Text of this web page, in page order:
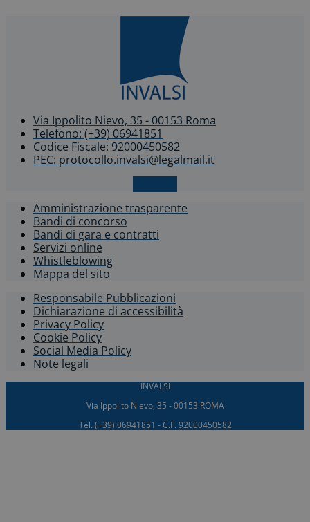
Via Ippolito Nievo, 35 - 00153 Roma
Telefono: (+39) 06941851
Codice Fiscale: 92000450582
PEC: protocollo.invalsi@legalmail.it
Amministrazione trasparente
Bandi di concorso
Bandi di gara e contratti
Servizi online
Whistleblowing​
Mappa del sito
Responsabile Pubblicazioni
Dichiarazione di accessibilità​
Privacy Policy
Cookie Policy
Social Media Policy
Note legali
INVALSI
Via Ippolito Nievo, 35 - 00153 ROMA
Tel. (+39) 06941851 - C.F. 92000450582